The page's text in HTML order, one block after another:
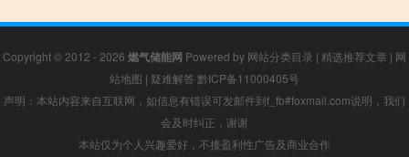
Copyright © 2012 - 2026 燃气储能网 Powered by 网站分类目录 | 精选推荐文章 | 网
站地图 | 疑难解答 黔ICP备11000405号
声明：本站内容来自互联网，如信息有错误可发邮件到f_fb#foxmail.com说明，我们
会及时纠正，谢谢
本站仅为个人兴趣爱好，不接盈利性广告及商业合作